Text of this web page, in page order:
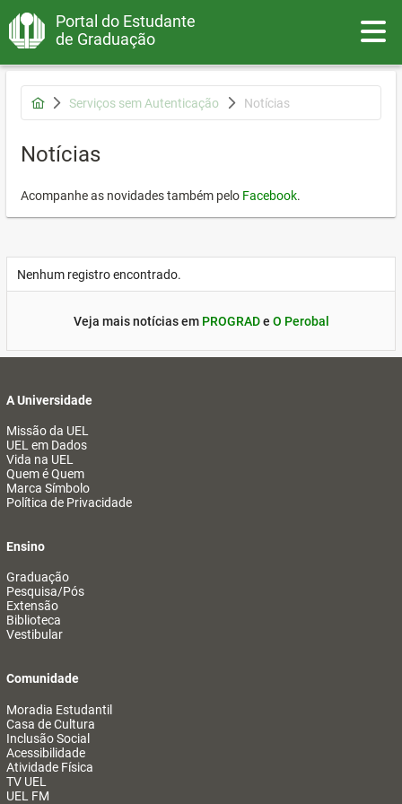
Portal do Estudante
de Graduação
Serviços sem Autenticação Notícias
Notícias
Acompanhe as novidades também pelo Facebook.
Nenhum registro encontrado.
Veja mais notícias em PROGRADe O Perobal
A Universidade
Missão da UEL
UEL em Dados
Vida na UEL
Quem é Quem
Marca Símbolo
Política de Privacidade
Ensino
Graduação
Pesquisa/Pós
Extensão
Biblioteca
Vestibular
Comunidade
Moradia Estudantil
Casa de Cultura
Inclusão Social
Acessibilidade
Atividade Física
TV UEL
UEL FM